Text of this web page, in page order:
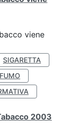
viene
SIGARETTA
2003